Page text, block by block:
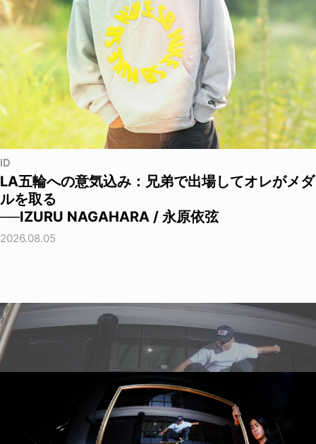
ID
LA五輪への意気込み：兄弟で出場してオレがメダ
ルを取る
──IZURU NAGAHARA / 永原依弦
2026.08.05